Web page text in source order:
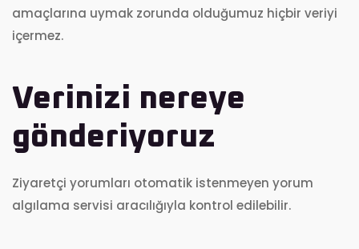
amaçlarına uymak zorunda olduğumuz hiçbir veriyi
içermez.
Verinizi nereye
gönderiyoruz
Ziyaretçi yorumları otomatik istenmeyen yorum
algılama servisi aracılığıyla kontrol edilebilir.